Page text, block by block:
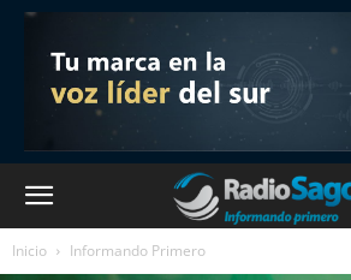
Inicio Informando Primero